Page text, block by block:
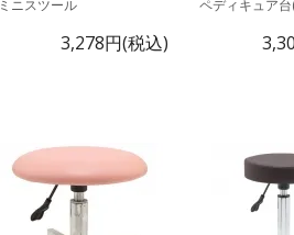
ミニスツール
3,278円(税込)
ペディキュア